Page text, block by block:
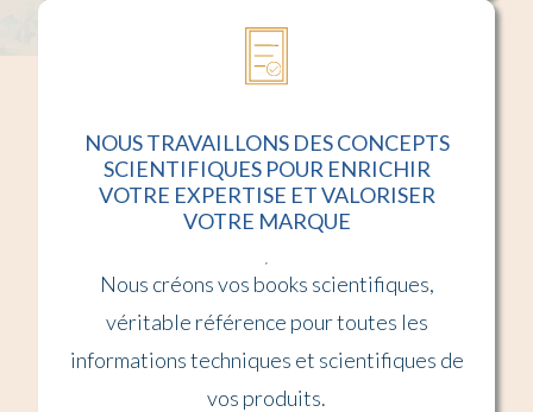
NOUS TRAVAILLONS DES CONCEPTS
SCIENTIFIQUES POUR ENRICHIR
VOTRE EXPERTISE ET VALORISER
VOTRE MARQUE
Nous créons vos books scientifiques,
véritable référence pour toutes les
informations techniques et scientifiques de
vos produits.